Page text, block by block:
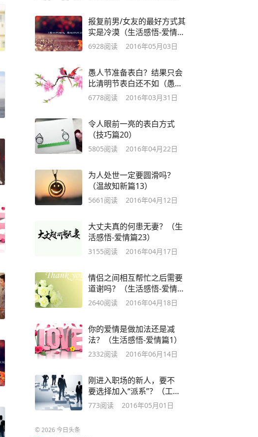
报复前男/女友的最好方式其
实是冷漠（生活感悟-爱情篇
25）
6928阅读 2016年05月03日
愚人节准备表白？结果只会
比清明节表白还不如（愚人
节特别篇3）
6778阅读 2016年03月31日
令人眼前一亮的表白方式
（技巧篇20）
5805阅读 2016年04月22日
为人处世一定要圆滑吗？
（温故知新篇13）
5661 阅读 2016年04月12日
大丈夫真的何患无妻？（生
活感悟-爱情篇23）
3155阅读 2016年04月17日
情侣之间相互帮忙之后需要
道谢吗？（生活感悟-爱情篇
24）
2640阅读 2016年04月18日
你的爱情是做加法还是减
法？（生活感悟-爱情篇1）
2332阅读 2016年06月14日
刚进入职场的新人，要不
要选择加入“派系”？（工作
创业篇5）
773阅读 2016年05月01日
©2026今日头条